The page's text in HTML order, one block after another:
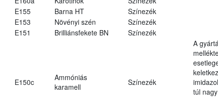
E155
Barna HT
Színezék
E153
Növényi szén
Színezék
E151
Brilliánsfekete BN Színezék
E150c
Ammóniás
karamell
Színezék
A
túl nagy